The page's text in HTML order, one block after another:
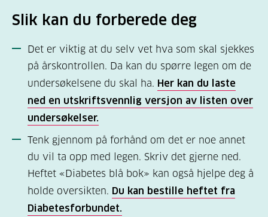
Slik kan du forberede deg
Det er viktig at du selv vet hva som skal sjekkes
på årskontrollen. Da kan du spørre legen om de
undersøkelsene du skal ha. Her kan du laste
ned en utskriftsvennlig versjon av listen over
undersøkelser.
Tenk gjennom på forhånd om det er noe annet
du vil ta opp med legen. Skriv det gjerne ned.
Heftet «Diabetes blå bok» kan også hjelpe deg å
holde oversikten. Du kan bestille heftet fra
Diabetesforbundet.